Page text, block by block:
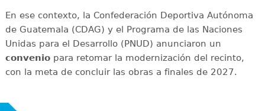
En ese contexto, la Confederación Deportiva Autónoma
de Guatemala (CDAG) y el Programa de las Naciones
Unidas para el Desarrollo (PNUD) anunciaron un
conveniopara retomar la modernización del recinto,
con la meta de concluir las obras a finales de 2027.